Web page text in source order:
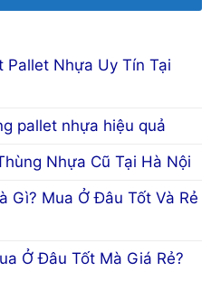
Pallet Nhựa Uy Tín Tại
pallet nhựa hiệu quả
Nhựa Cũ Tại Hà Nội
Gì? Mua Ở Đâu Tốt Và Rẻ
Ở Đâu Tốt Mà Giá Rẻ?